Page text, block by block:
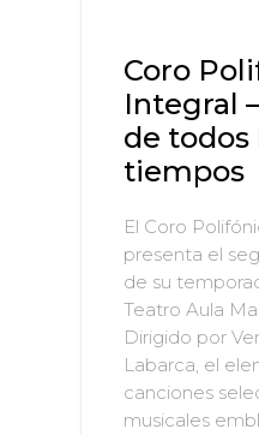
Coro Polifónico
Integral
de todos
tiempos
El Coro
presenta el
de su
Teatro Aula
Dirigido por
Labarca, el
canciones
musicales